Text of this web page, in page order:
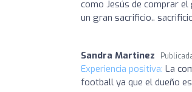
como Jesús de comprar
un gran sacrificio..
Sandra Martinez
Experiencia positiva: La
football ya que el dueño